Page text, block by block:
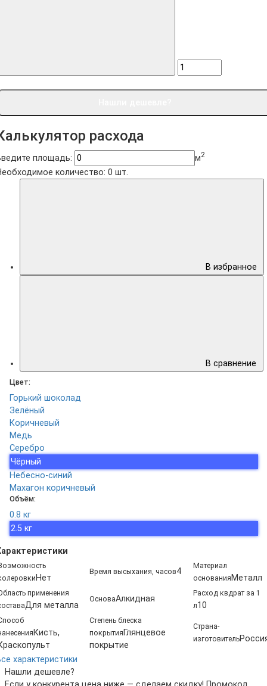
расхода
площадь: м2
количество: 0 шт.
В избранное
В сравнение
Цвет:
Горький шоколад
Зелёный
Коричневый
Медь
Серебро
Чёрный
Небесно-синий
Махагон коричневый
Объём:
0.8 кг
2.5 кг
Нет
Время высыхания, часов4
Материал
основания Металл
применения
Для металла
ОсноваАлкидная
Расход квдрат за 1
л10
Кисть,
Степень блеска
покрытия Глянцевое
покрытие
Страна-
изготовитель
характеристики
Нашли дешевле?